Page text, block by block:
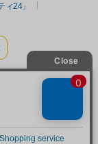
24」
）